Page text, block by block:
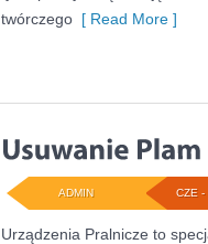
twórczego [ Read More ]
CZE -
ADMIN
Urządzenia Pralnicze to